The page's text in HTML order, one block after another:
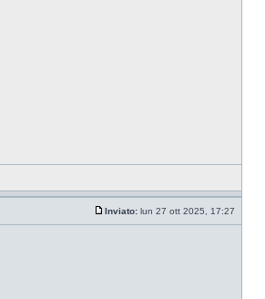
Inviato: lun 27 ott 2025, 17:27